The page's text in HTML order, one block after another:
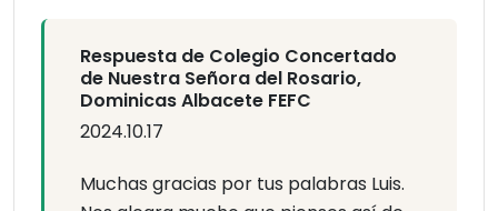
Respuesta de Colegio Concertado
de Nuestra Señora del Rosario,
Dominicas Albacete FEFC
2024.10.17
Muchas gracias por tus palabras Luis.